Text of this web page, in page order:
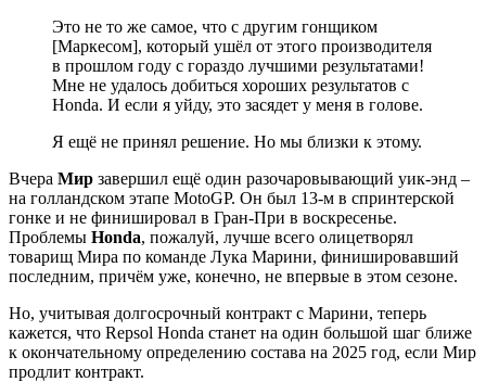
Это не то же самое, что с другим гонщиком
[Маркесом], который ушёл от этого производителя
в прошлом году с гораздо лучшими результатами!
Мне не удалось добиться хороших результатов с
Honda. И если я уйду, это засядет у меня в голове.
Я ещё не принял решение. Но мы близки к этому.
Вчера Мир завершил ещё один разочаровывающий уик-энд –
на голландском этапе MotoGP. Он был 13-м в спринтерской
гонке и не финишировал в Гран-При в воскресенье.
Проблемы Honda, пожалуй, лучше всего олицетворял
товарищ Мира по команде Лука Марини, финишировавший
последним, причём уже, конечно, не впервые в этом сезоне.
Но, учитывая долгосрочный контракт с Марини, теперь
кажется, что Repsol Honda станет на один большой шаг ближе
к окончательному определению состава на 2025 год, если Мир
продлит контракт.